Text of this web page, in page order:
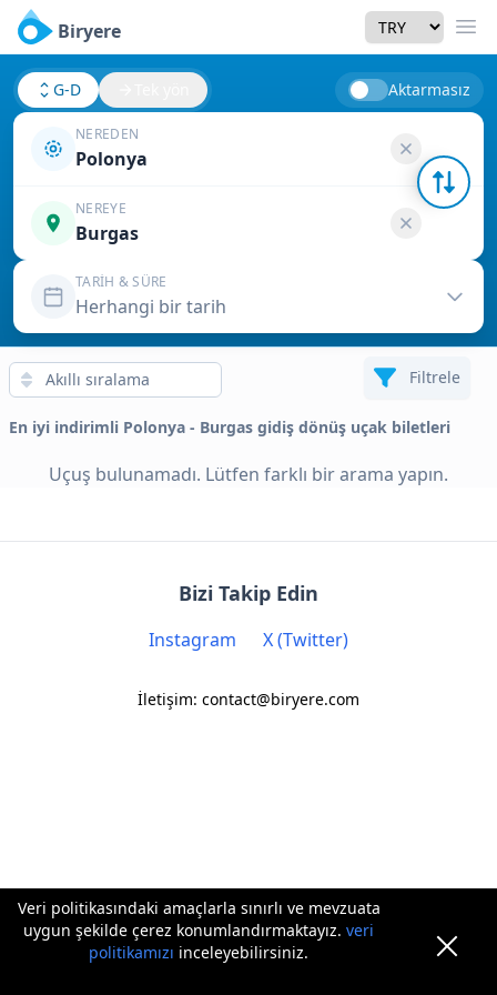
Veri politikasındaki amaçlarla sınırlı ve mevzuata
uygun şekilde çerez konumlandırmaktayız.veri
politikamızı inceleyebilirsiniz.
Biryere Currency
G-D Aktarmasız
NEREDEN
Polonya
NEREYE
Burgas
TARIH & SÜRE
Herhangi bir tarih
Filtrele
En iyi indirimli Polonya - Burgas gidiş dönüş uçak biletleri
Uçuş bulunamadı. Lütfen farklı bir arama yapın.
Bizi Takip Edin
Instagram X (Twitter)
İletişim: contact@biryere.com